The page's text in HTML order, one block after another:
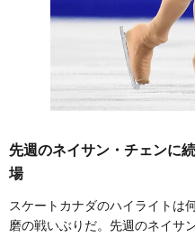
先週のネイサン・チェンに
場
スケートカナダのハイライトは
磨の戦いぶりだ。先週のネイサ